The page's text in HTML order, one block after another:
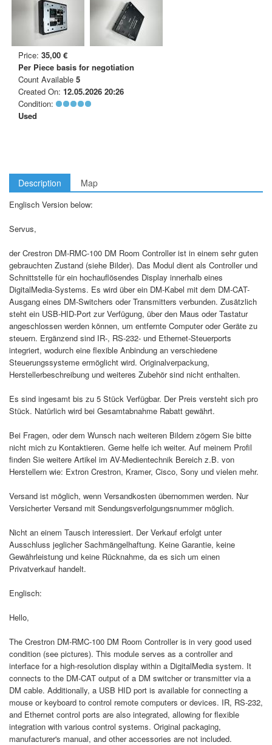
Price: 35,00 €
Per Piece basis for negotiation
Count Available 5
Created On: 12.05.2026 20:26
Condition:
Used
Description Map
Englisch Version below:
Servus,
der Crestron DM-RMC-100 DM Room Controller ist in einem sehr guten
gebrauchten Zustand (siehe Bilder). Das Modul dient als Controller und
Schnittstelle für ein hochauflösendes Display innerhalb eines
DigitalMedia-Systems. Es wird über ein DM-Kabel mit dem DM-CAT-
Ausgang eines DM-Switchers oder Transmitters verbunden. Zusätzlich
steht ein USB-HID-Port zur Verfügung, über den Maus oder Tastatur
angeschlossen werden können, um entfernte Computer oder Geräte zu
steuern. Ergänzend sind IR-, RS-232- und Ethernet-Steuerports
integriert, wodurch eine flexible Anbindung an verschiedene
Steuerungssysteme ermöglicht wird. Originalverpackung,
Herstellerbeschreibung und weiteres Zubehör sind nicht enthalten.
Es sind ingesamt bis zu 5 Stück Verfügbar. Der Preis versteht sich pro
Stück. Natürlich wird bei Gesamtabnahme Rabatt gewährt.
Bei Fragen, oder dem Wunsch nach weiteren Bildern zögern Sie bitte
nicht mich zu Kontaktieren. Gerne helfe ich weiter. Auf meinem Profil
finden Sie weitere Artikel im AV-Medientechnik Bereich z.B. von
Herstellern wie: Extron Crestron, Kramer, Cisco, Sony und vielen mehr.
Versand ist möglich, wenn Versandkosten übernommen werden. Nur
Versicherter Versand mit Sendungsverfolgungsnummer möglich.
Nicht an einem Tausch interessiert. Der Verkauf erfolgt unter
Ausschluss jeglicher Sachmängelhaftung. Keine Garantie, keine
Gewährleistung und keine Rücknahme, da es sich um einen
Privatverkauf handelt.
Englisch:
Hello,
The Crestron DM-RMC-100 DM Room Controller is in very good used
condition (see pictures). This module serves as a controller and
interface for a high-resolution display within a DigitalMedia system. It
connects to the DM-CAT output of a DM switcher or transmitter via a
DM cable. Additionally, a USB HID port is available for connecting a
mouse or keyboard to control remote computers or devices. IR, RS-232,
and Ethernet control ports are also integrated, allowing for flexible
integration with various control systems. Original packaging,
manufacturer's manual, and other accessories are not included.